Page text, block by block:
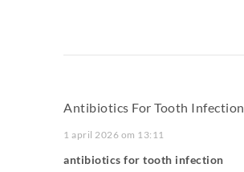
Antibiotics For Tooth Infection
1 april 2026 om 13:11
antibiotics for tooth infection